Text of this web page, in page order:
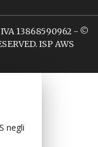
13868590962 - ©
ISP AWS
negli